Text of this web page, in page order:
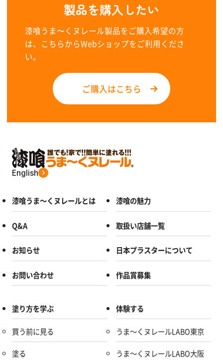
製品を購入したい
漆喰うま〜くヌレール製品をご購入希望の方
は、こちらからWebショップをご利用くださ
い。
ご購入はこちら
English
漆喰うま～くヌレールとは 漆喰の魅力
Q&A 取扱い店舗一覧
お知らせ 日本プラスターについて
お問い合わせ 作品賞募集
塗り方を学ぶ
買う前に見る
塗る
体験する
うま～くヌレールLABO東京
うま～くヌレールLABO大阪